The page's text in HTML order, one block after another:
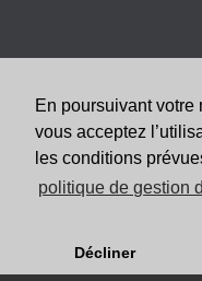
En poursuivant votre
vous acceptez
les conditions
politique de gestion
Décliner
Copyright 2026 Revue